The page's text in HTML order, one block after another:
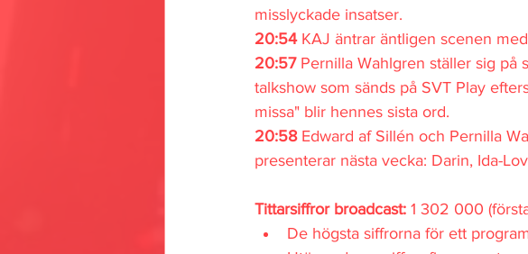
misslyckade insatser.
20:54 KAJ äntrar äntligen scenen
20:57 Pernilla Wahlgren ställer sig på
talkshow som sänds på SVT Play
missa" blir hennes sista ord.
20:58 Edward af Sillén och Pernilla
presenterar nästa vecka: Darin, Ida-
Tittarsiffror broadcast: 1 302 000
De högsta siffrorna för ett